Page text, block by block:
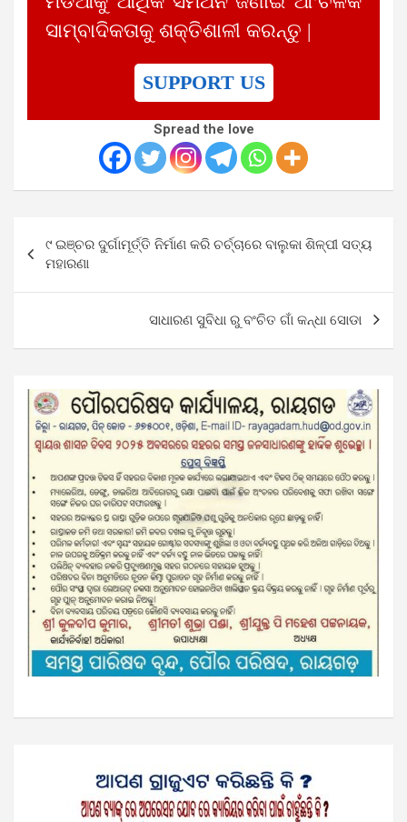
ସାମ୍ବାଦିକତାକୁ ଶକ୍ତିଶାଳୀ କରନ୍ତୁ |
SUPPORT US
Spread the love
navigation
୯ ଇଞ୍ଚର ଦୁର୍ଗାମୂର୍ତ୍ତି ନିର୍ମାଣ କରି ଚର୍ଚ୍ଚାରେ ବାଲୁକା ଶିଳ୍ପୀ ସତ୍ୟ
ମହାରଣା
ସାଧାରଣ ସୁବିଧା ରୁ ବଂଚିତ ଗାଁ କନ୍ଧା ସୋଡା